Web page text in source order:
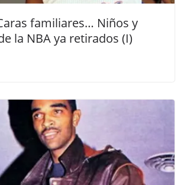
familiares… Niños y
la NBA ya retirados (I)